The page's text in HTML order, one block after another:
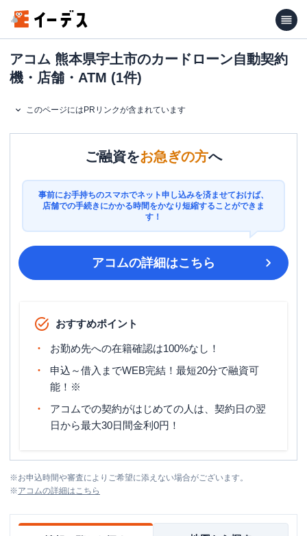
アコム 熊本県宇土市のカードローン自動契約
機・店舗・ATM (1件)
このページにはPRリンクが含まれています
ご融資をお急ぎの方へ
事前にお手持ちのスマホでネット申し込みを済ませておけば、
店舗での手続きにかかる時間をかなり短縮することができま
す！
アコムの詳細はこちら
おすすめポイント
お勤め先への在籍確認は100%なし！
申込～借入までWEB完結！最短20分で融資可
能！※
アコムでの契約がはじめての人は、契約日の翌
日から最大30日間金利0円！
※お申込時間や審査によりご希望に添えない場合がございます。
※アコムの詳細はこちら